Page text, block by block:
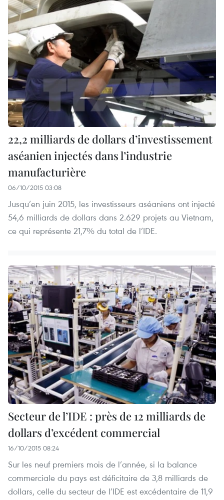
22,2 milliards de dollars d’investissement
aséanien injectés dans l’industrie
manufacturière
06/10/2015 03:08
Jusqu’en juin 2015, les investisseurs aséaniens ont injecté
54,6 milliards de dollars dans 2.629 projets au Vietnam,
ce qui représente 21,7% du total de l’IDE.
Secteur de l’IDE : près de 12 milliards de
dollars d’excédent commercial
16/10/2015 08:24
Sur les neuf premiers mois de l’année, si la balance
commerciale du pays est déficitaire de 3,8 milliards de
dollars, celle du secteur de l’IDE est excédentaire de 11,9